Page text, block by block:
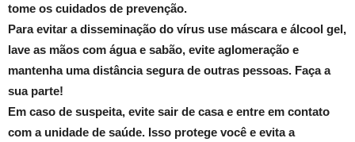
tome os cuidados de prevenção.
Para evitar a disseminação do vírus use máscara e álcool gel,
lave as mãos com água e sabão, evite aglomeração e
mantenha uma distância segura de outras pessoas. Faça a
sua parte!
Em caso de suspeita, evite sair de casa e entre em contato
com a unidade de saúde. Isso protege você e evita a